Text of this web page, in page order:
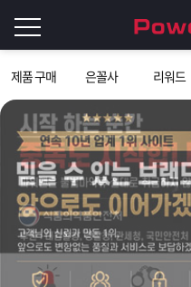
제품 구매 은꼴사 리워드
그
인
이
필
요
로
Q&A
파